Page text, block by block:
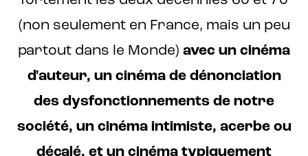
(non seulement en France, mais un peu
partout dans le Monde) avec un cinéma
d'auteur, un cinéma de dénonciation
des dysfonctionnements de notre
société, un cinéma intimiste, acerbe ou
décalé, et un cinéma typiquement